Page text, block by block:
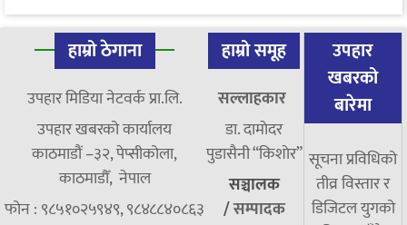
हाम्रो ठेगाना
उपहार मिडिया नेटवर्क प्रा.लि.
उपहार खबरको कार्यालय
काठमाडौं –३२, पेप्सीकोला,
काठमाडौँ, नेपाल
फोन : ९८५१०२५९४९, ९८४८८४०८६३
हाम्रो समूह
सल्लाहकार
डा. दामाेदर
पुडासैनी “किशाेर”
सञ्चालक
/सम्पादक
उपहार
खबरको
बारेमा
सूचना प्रविधिको
तीव्र विस्तार र
डिजिटल युगको